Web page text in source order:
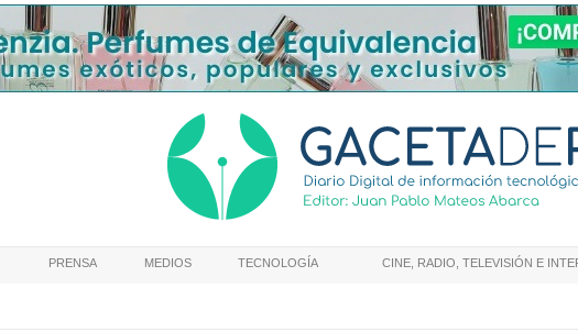
PRENSA MEDIOS TECNOLOGÍA CINE, RADIO, TELEVISIÓN E